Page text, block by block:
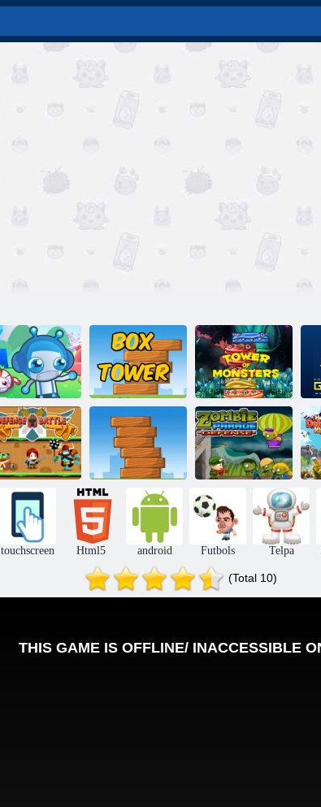
Bomb to td Box tornis Monstru tornis
Aizsardzības
kaujas
Koka tornis
Zombiju parādes
aizsardzība
touchscreen Html5 android Futbols Telpa
(Total 10)